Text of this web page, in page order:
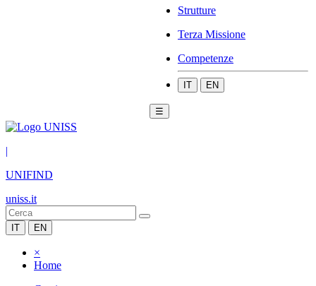
Strutture
Terza Missione
Competenze
IT EN
☰
|
UNIFIND
uniss.it
IT EN
×
Home